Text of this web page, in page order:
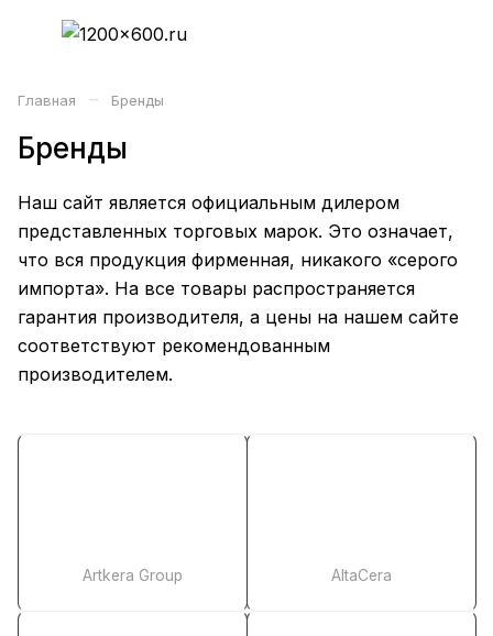
Главная – Бренды
Бренды
Наш сайт является официальным дилером
представленных торговых марок. Это означает,
что вся продукция фирменная, никакого «серого
импорта». На все товары распространяется
гарантия производителя, а цены на нашем сайте
соответствуют рекомендованным
производителем.
Artkera Group AltaCera